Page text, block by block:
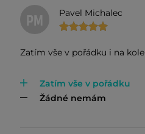
PM Pavel Michalec
Zatím vše v pořádku i na kole
Zatím vše v pořádku
Žádné nemám